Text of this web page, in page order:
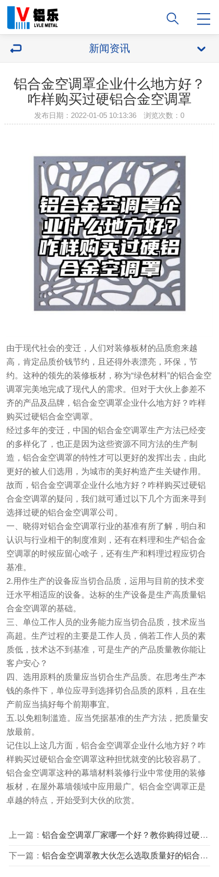
新闻资讯
铝合金空调罩企业什么地方好？
咋样购买过硬铝合金空调罩
发布日期：2022-01-05 10:13:36 浏览次数：0
由于现代社会的变迁，人们对装修板材的品质愈来越
高，肯定品质价钱节约，且还得外表漂亮，环保，节
约。这种的领先的装修板材，称为“绿色材料”的铝合金空
调罩完美地完成了现代人的需求。但对于大伙上参差不
齐的产品及品牌，铝合金空调罩企业什么地方好？咋样
购买过硬铝合金空调罩。
经过多年的变迁，中国的铝合金空调罩生产方法已经变
的多样化了，也正是因为这些资源不同方法的生产制
造，铝合金空调罩的特性才可以更好的发挥出去，由此
更好的被人们选用，为城市的美好构造产生关键作用。
故而，铝合金空调罩企业什么地方好？咋样购买过硬铝
合金空调罩的疑问，我们就可通过以下几个方面来寻到
选择过硬的铝合金空调罩公司。
一、晓得对铝合金空调罩行业的基准有所了解，明白和
认识与行业相干的制度准则，还有在料理和生产铝合金
空调罩的时候应留心啥子，还有生产和料理过程应切合
基准。
2.用作生产的设备应当切合品质，运用与目前的技术变
迁水平相适应的设备。达标的生产设备是生产高质量铝
合金空调罩的基础。
三、单位工作人员的业务能力应当切合品质，技术应当
高超。生产过程的主要是工作人员，倘若工作人员的素
质低，技术达不到基准，可是生产的产品质量教你能让
客户安心？
四、选用原料的质量应当切合生产品质。在思考生产本
钱的条件下，单位应寻到选择切合品质的原料，且在生
产前应当搞好每个前期事宜。
五.以免粗制滥造。应当凭据基准的生产方法，把质量安
放最前。
记住以上这几方面，铝合金空调罩企业什么地方好？咋
样购买过硬铝合金空调罩这种担忧就变的比较容易了。
铝合金空调罩这种的幕墙材料装修行业中常使用的装修
板材，在屋外幕墙领域中应用最广。铝合金空调罩正是
卓越的特点，开始受到大伙的欣赏。
上一篇： 铝合金空调罩厂家哪一个好？教你购得过硬铝合金空调罩
下一篇： 铝合金空调罩教大伙怎么选取质量好的铝合金空调罩